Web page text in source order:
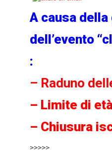
A causa
dell’evento
:
– Raduno
– Limite di
– Chiusura
>>>>>